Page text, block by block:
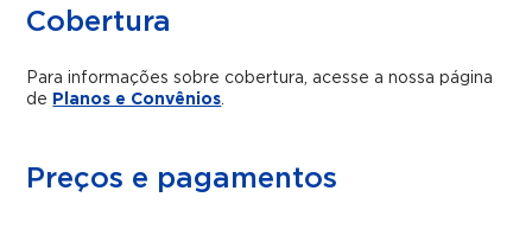
Cobertura
Para informações sobre cobertura, acesse a nossa página
de Planos e Convênios.
Preços e pagamentos